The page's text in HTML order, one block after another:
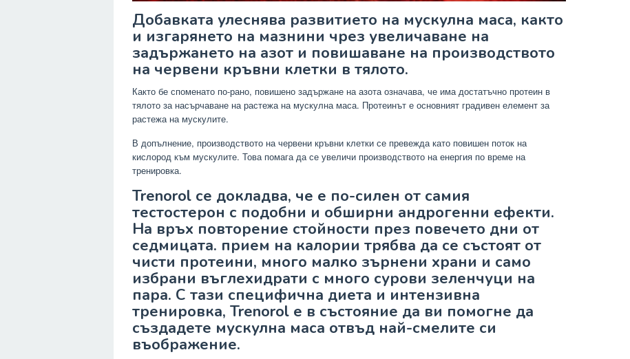
Добавката улеснява развитието на мускулна маса, както
и изгарянето на мазнини чрез увеличаване на
задържането на азот и повишаване на производството
на червени кръвни клетки в тялото.
Както бе споменато по-рано, повишено задържане на азота означава, че има достатъчно протеин в
тялото за насърчаване на растежа на мускулна маса. Протеинът е основният градивен елемент за
растежа на мускулите.
В допълнение, производството на червени кръвни клетки се превежда като повишен поток на
кислород към мускулите. Това помага да се увеличи производството на енергия по време на
тренировка.
Trenorol се докладва, че е по-силен от самия
тестостерон с подобни и обширни андрогенни ефекти.
На връх повторение стойности през повечето дни от
седмицата. прием на калории трябва да се състоят от
чисти протеини, много малко зърнени храни и само
избрани въглехидрати с много сурови зеленчуци на
пара. С тази специфична диета и интензивна
тренировка, Trenorol е в състояние да ви помогне да
създадете мускулна маса отвъд най-смелите си
въображение.